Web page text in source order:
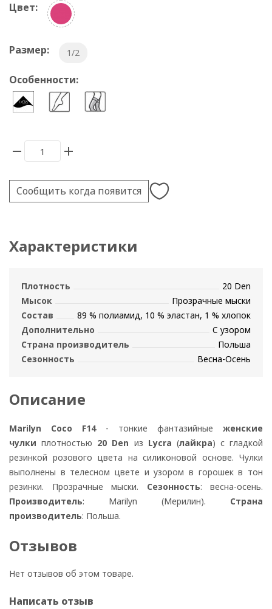
Цвет:
Размер: 1/2
Особенности:
Сообщить когда появится
Характеристики
Плотность
20 Den
Мысок
Прозрачные мыски
Состав
89 % полиамид, 10 % эластан, 1 % хлопок
Дополнительно
С узором
Страна производитель
Польша
Сезонность
Весна-Осень
Описание
Marilyn Coco F14- тонкие фантазийные женские
чулкиплотностью 20 Den из Lycra (лайкра) с гладкой
резинкой розового цвета на силиконовой основе. Чулки
выполнены в телесном цвете и узором в горошек в тон
резинки. Прозрачные мыски. Сезонность: весна-осень.
Производитель: Marilyn (Мерилин). Страна
производитель: Польша.
Отзывов
Нет отзывов об этом товаре.
Написать отзыв